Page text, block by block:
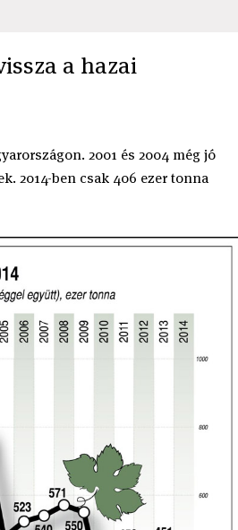
a hazai
2001 és 2004 még jó
2014-ben csak 406 ezer tonna